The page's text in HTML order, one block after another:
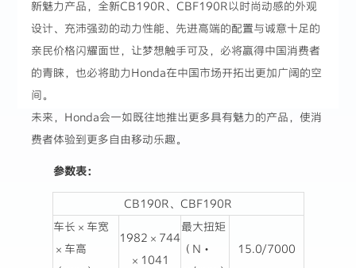
新魅力产品，全新CB190R、CBF190R以时尚动感的外观
设计、充沛强劲的动力性能、先进高端的配置与诚意十足的
亲民价格闪耀面世，让梦想触手可及，必将赢得中国消费者
的青睐，也必将助力Honda在中国市场开拓出更加广阔的空
间。
未来，Honda会一如既往地推出更多具有魅力的产品，使消
费者体验到更多自由移动乐趣。
参数表：
CB190R、CBF190R
车长×车宽
×车高
1982×744
×1041
最大扭矩
（N・
15.0/7000